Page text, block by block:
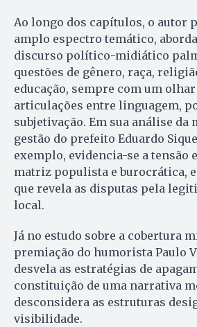
Ao longo dos capítulos, o autor
amplo espectro temático,
discurso político-midiático
questões de gênero, raça,
educação, sempre com um
articulações entre linguagem,
subjetivação. Em sua análise da
gestão do prefeito Eduardo
exemplo, evidencia-se a tensão
matriz populista e burocrática,
que revela as disputas pela
local.
Já no estudo sobre a cobertura
premiação do humorista Paulo
desvela as estratégias de
constituição de uma narrativa
desconsidera as estruturas
visibilidade.